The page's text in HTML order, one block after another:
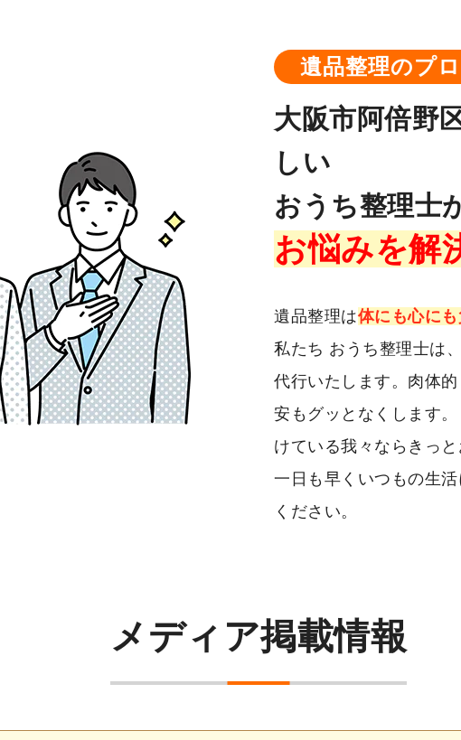
遺品整理のプロ
大阪市阿倍野
しい
おうち整理士
お悩みを解
遺品整理は体にも心に
私たち おうち整理士は
代行いたします。肉体
安もグッとなくします
けている我々ならきっ
一日も早くいつもの生
ください。
メディア掲載情報